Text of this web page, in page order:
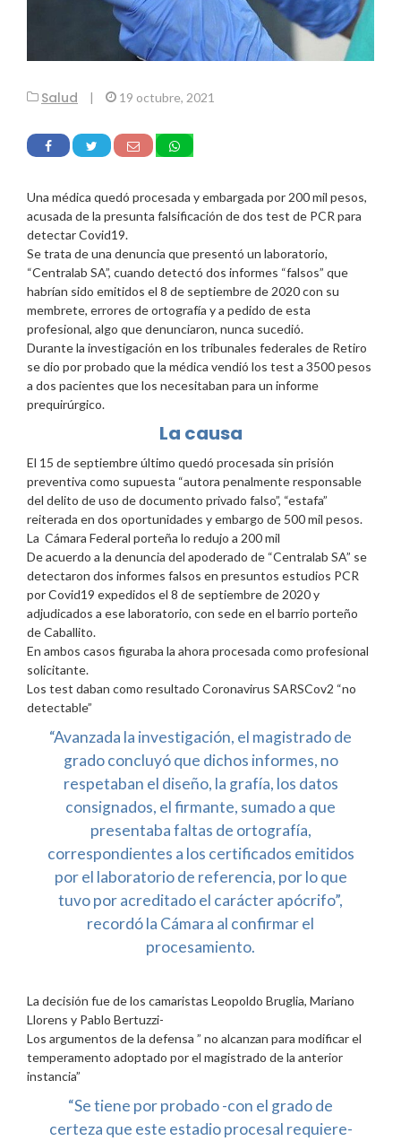
Salud | 19 octubre, 2021
Una médica quedó procesada y embargada por 200 mil pesos,
acusada de la presunta falsificación de dos test de PCR para
detectar Covid19.
Se trata de una denuncia que presentó un laboratorio,
“Centralab SA”, cuando detectó dos informes “falsos” que
habrían sido emitidos el 8 de septiembre de 2020 con su
membrete, errores de ortografía y a pedido de esta
profesional, algo que denunciaron, nunca sucedió.
Durante la investigación en los tribunales federales de Retiro
se dio por probado que la médica vendió los test a 3500 pesos
a dos pacientes que los necesitaban para un informe
prequirúrgico.
La causa
El 15 de septiembre último quedó procesada sin prisión
preventiva como supuesta “autora penalmente responsable
del delito de uso de documento privado falso”, “estafa”
reiterada en dos oportunidades y embargo de 500 mil pesos.
La Cámara Federal porteña lo redujo a 200 mil
De acuerdo a la denuncia del apoderado de “Centralab SA” se
detectaron dos informes falsos en presuntos estudios PCR
por Covid19 expedidos el 8 de septiembre de 2020 y
adjudicados a ese laboratorio, con sede en el barrio porteño
de Caballito.
En ambos casos figuraba la ahora procesada como profesional
solicitante.
Los test daban como resultado Coronavirus SARSCov2 “no
detectable”
“Avanzada la investigación, el magistrado de
grado concluyó que dichos informes, no
respetaban el diseño, la grafía, los datos
consignados, el firmante, sumado a que
presentaba faltas de ortografía,
correspondientes a los certificados emitidos
por el laboratorio de referencia, por lo que
tuvo por acreditado el carácter apócrifo”,
recordó la Cámara al confirmar el
procesamiento.
La decisión fue de los camaristas Leopoldo Bruglia, Mariano
Llorens y Pablo Bertuzzi-
Los argumentos de la defensa ” no alcanzan para modificar el
temperamento adoptado por el magistrado de la anterior
instancia”
“Se tiene por probado -con el grado de
certeza que este estadio procesal requiere-